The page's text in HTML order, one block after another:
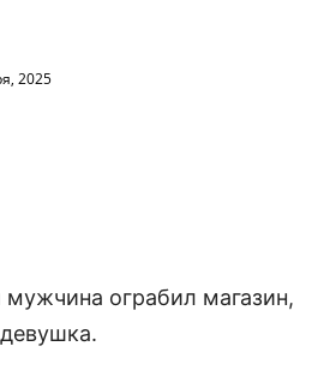
2025
ограбил магазин,